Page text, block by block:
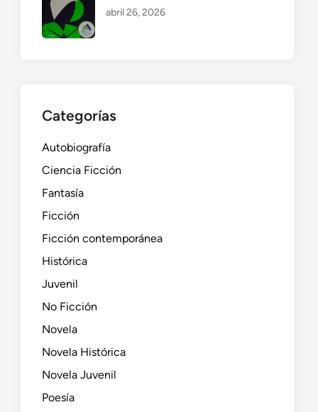
abril 26, 2026
Categorías
Autobiografía
Ciencia Ficción
Fantasía
Ficción
Ficción contemporánea
Histórica
Juvenil
No Ficción
Novela
Novela Histórica
Novela Juvenil
Poesía